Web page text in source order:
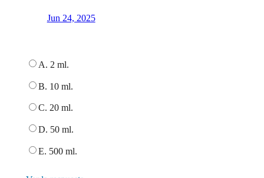
Jun 24, 2025
A. 2 ml.
B. 10 ml.
C. 20 ml.
D. 50 ml.
E. 500 ml.